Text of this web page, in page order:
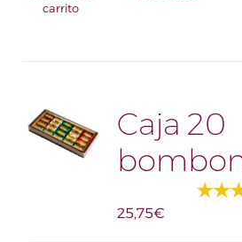
carrito
Caja 20
25,75€